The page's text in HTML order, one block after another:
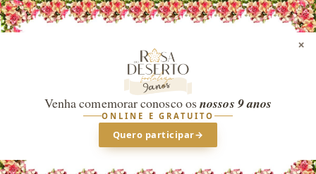
×
Venha comemorar conosco osnossos 9 anos
ONLINE E GRATUITO
Quero participar→